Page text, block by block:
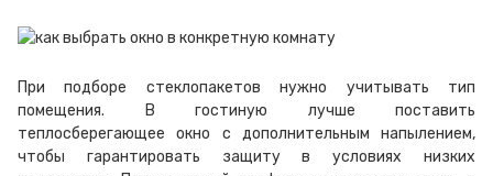
При подборе стеклопакетов нужно учитывать тип
помещения. В гостиную лучше поставить
теплосберегающее окно с дополнительным напылением,
чтобы гарантировать защиту в условиях низких